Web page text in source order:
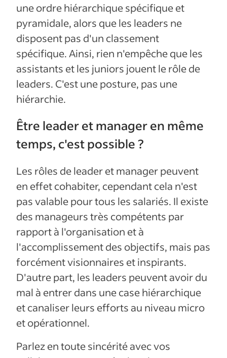
une ordre hiérarchique spécifique et
pyramidale, alors que les leaders ne
disposent pas d'un classement
spécifique. Ainsi, rien n'empêche que les
assistants et les juniors jouent le rôle de
leaders. C'est une posture, pas une
hiérarchie.
Être leader et manager en même
temps, c'est possible ?
Les rôles de leader et manager peuvent
en effet cohabiter, cependant cela n'est
pas valable pour tous les salariés. Il existe
des manageurs très compétents par
rapport à l'organisation et à
l'accomplissement des objectifs, mais pas
forcément visionnaires et inspirants.
D'autre part, les leaders peuvent avoir du
mal à entrer dans une case hiérarchique
et canaliser leurs efforts au niveau micro
et opérationnel.
Parlez en toute sincérité avec vos